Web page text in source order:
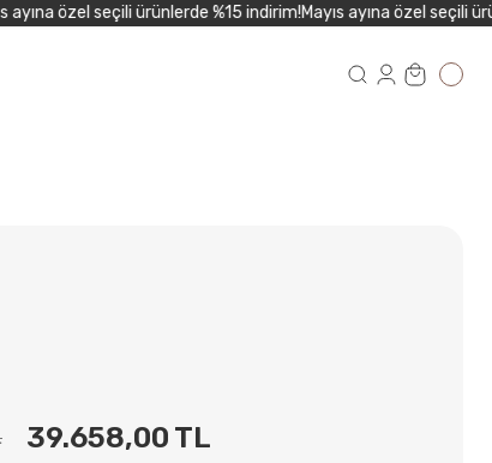
özel seçili ürünlerde %15 indirim!Mayıs ayına özel seçili
39.658,00 TL